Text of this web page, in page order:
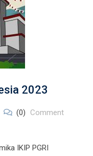
2023
(0) Comment
IKIP PGRI